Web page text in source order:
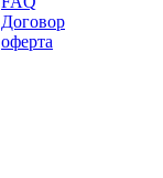
Договор
оферта